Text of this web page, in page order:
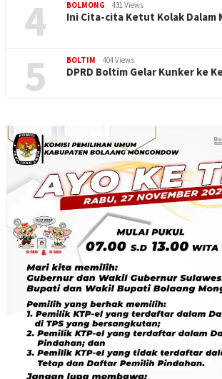
4 BOLMONG 431 Views
Ini Cita-cita Ketut Kolak Dalam
5 BOLTIM 404 Views
DPRD Boltim Gelar Kunker ke